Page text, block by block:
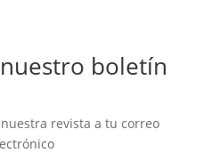
boletín
revista a tu correo